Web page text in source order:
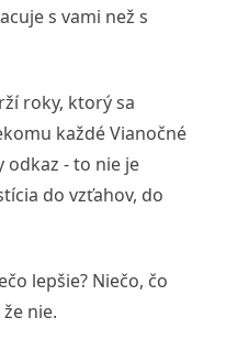
s vami než s
roky, ktorý sa
každé Vianočné
- to nie je
do vzťahov, do
lepšie? Niečo, čo
nie.